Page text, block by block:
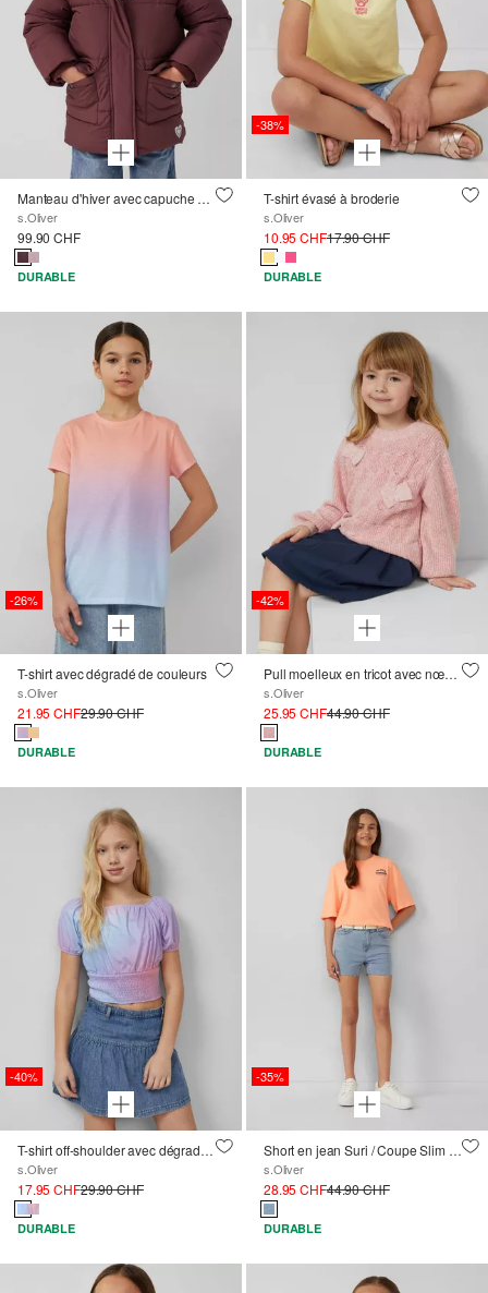
Manteau d'hiver avec capuche et doublure en peluche
s.Oliver
99.90 CHF
DURABLE
-38%
T-shirt évasé à broderie
s.Oliver
10.95 CHF17.90 CHF
DURABLE
-26%
T-shirt avec dégradé de couleurs
s.Oliver
21.95 CHF29.90 CHF
DURABLE
-42%
Pull moelleux en tricot avec nœuds
s.Oliver
25.95 CHF44.90 CHF
DURABLE
-40%
T-shirt off-shoulder avec dégradé de couleurs
s.Oliver
17.95 CHF29.90 CHF
DURABLE
-35%
Short en jean Suri / Coupe Slim Fit / Taille haute / Skinny Leg / Ceinture textile
s.Oliver
28.95 CHF44.90 CHF
DURABLE